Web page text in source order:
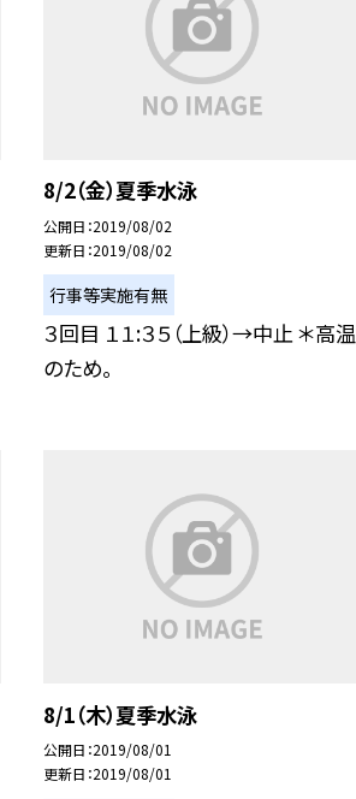
8/2（金）夏季水泳
公開日 2019/08/02
更新日 2019/08/02
行事等実施有無
３回目 １１:３５（上級）→中止 ＊高温
のため。
8/1（木）夏季水泳
公開日 2019/08/01
更新日 2019/08/01